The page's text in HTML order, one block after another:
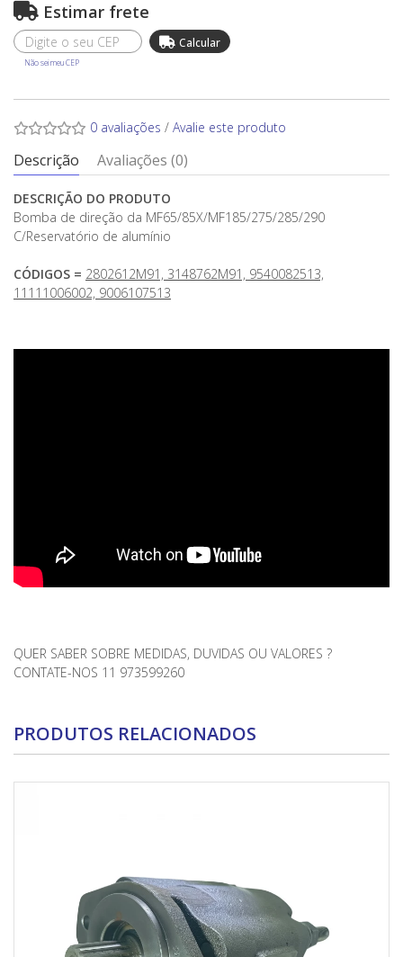
Estimar frete
Não sei meu CEP
0 avaliações / Avalie este produto
Descrição Avaliações (0)
DESCRIÇÃO DO PRODUTO
Bomba de direção da MF65/85X/MF185/275/285/290
C/Reservatório de alumínio
CÓDIGOS = 2802612M91, 3148762M91, 9540082513,
11111006002, 9006107513
QUER SABER SOBRE MEDIDAS, DUVIDAS OU VALORES ?
CONTATE-NOS 11 973599260
PRODUTOS RELACIONADOS